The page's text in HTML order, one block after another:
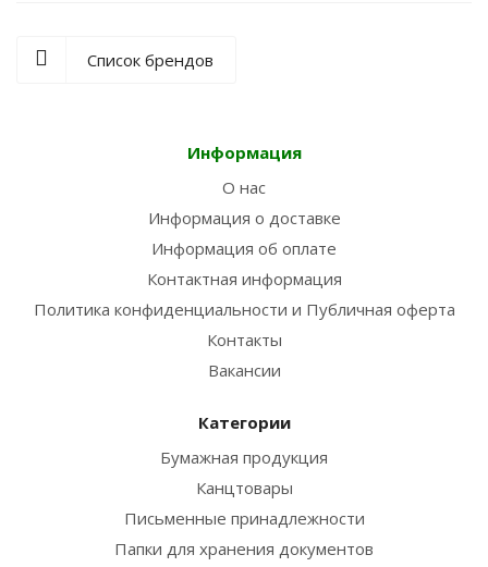
Список брендов
Информация
О нас
Информация о доставке
Информация об оплате
Контактная информация
Политика конфиденциальности и Публичная оферта
Контакты
Вакансии
Категории
Бумажная продукция
Канцтовары
Письменные принадлежности
Папки для хранения документов